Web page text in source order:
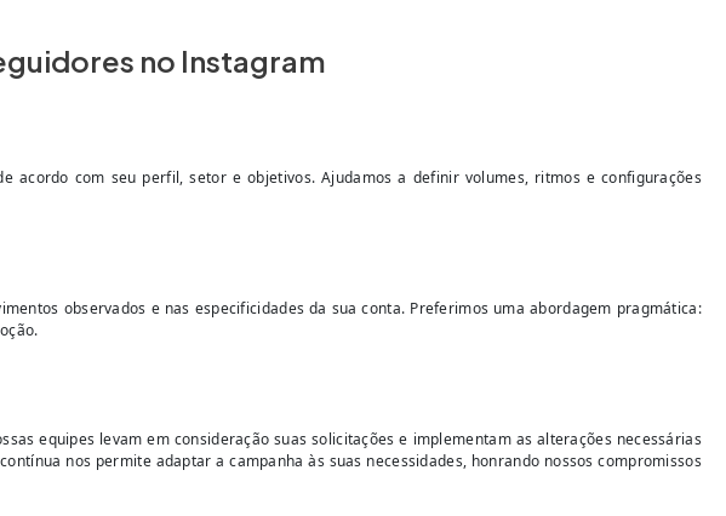
no Instagram
acordo com seu perfil, setor e objetivos. Ajudamos a definir volumes, ritmos e configurações
observados e nas especificidades da sua conta. Preferimos uma abordagem pragmática:
equipes levam em consideração suas solicitações e implementam as alterações necessárias
nos permite adaptar a campanha às suas necessidades, honrando nossos compromissos